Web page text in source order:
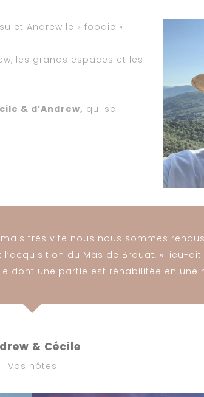
et Andrew le « foodie »
les grands espaces et les
& d’Andrew, qui se
très vite nous nous sommes
du Mas de Brouat, « lieu-dit
dont une partie est réhabilitée en une
& Cécile
Vos hôtes